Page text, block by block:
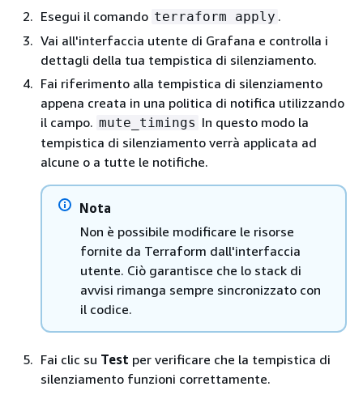
Esegui il comando terraform apply .
Vai all'interfaccia utente di Grafana e controlla i
dettagli della tua tempistica di silenziamento.
Fai riferimento alla tempistica di silenziamento
appena creata in una politica di notifica utilizzando
il campo. mute_timings In questo modo la
tempistica di silenziamento verrà applicata ad
alcune o a tutte le notifiche.
Nota
Non è possibile modificare le risorse
fornite da Terraform dall'interfaccia
utente. Ciò garantisce che lo stack di
avvisi rimanga sempre sincronizzato con
il codice.
Fai clic su Test per verificare che la tempistica di
silenziamento funzioni correttamente.